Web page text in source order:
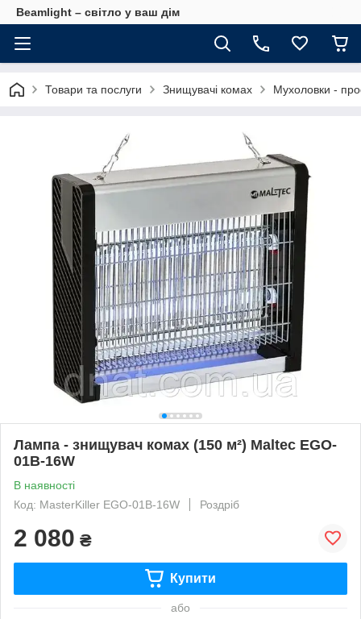
Beamlight – світло у ваш дім
Товари та послуги Знищувачі комах Мухоловки -
Лампа - знищувач комах (150 м²) Maltec EGO-
01B-16W
В наявності
Код: MasterKiller EGO-01B-16W
Роздріб
2 080 ₴
Купити
або